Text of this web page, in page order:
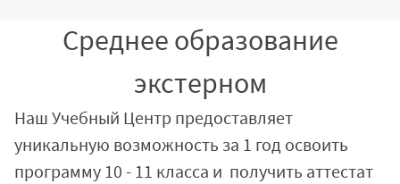
Среднее образование
экстерном
Наш Учебный Центр предоставляет
уникальную возможность за 1 год освоить
программу 10 - 11 класса и получить аттестат